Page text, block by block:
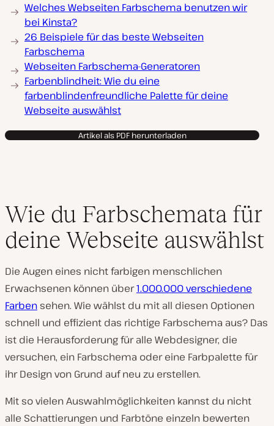
Welches Webseiten Farbschema benutzen wir
bei Kinsta?
26 Beispiele für das beste Webseiten
Farbschema
Webseiten Farbschema-Generatoren
Farbenblindheit: Wie du eine
farbenblindenfreundliche Palette für deine
Webseite auswählst
Artikel als PDF herunterladen
Wie du Farbschemata für
deine Webseite auswählst
Die Augen eines nicht farbigen menschlichen
Erwachsenen können über1.000.000 verschiedene
Farben sehen. Wie wählst du mit all diesen Optionen
schnell und effizient das richtige Farbschema aus? Das
ist die Herausforderung für alle Webdesigner, die
versuchen, ein Farbschema oder eine Farbpalette für
ihr Design von Grund auf neu zu erstellen.
Mit so vielen Auswahlmöglichkeiten kannst du nicht
alle Schattierungen und Farbtöne einzeln bewerten